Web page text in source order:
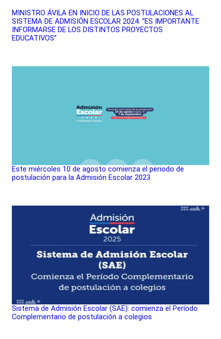
MINISTRO ÁVILA EN INICIO DE LAS POSTULACIONES AL
SISTEMA DE ADMISIÓN ESCOLAR 2024: “ES IMPORTANTE
INFORMARSE DE LOS DISTINTOS PROYECTOS
EDUCATIVOS”
Este miércoles 10 de agosto comienza el periodo de
postulación para la Admisión Escolar 2023
Sistema de Admisión Escolar (SAE): comienza el Período
Complementario de postulación a colegios